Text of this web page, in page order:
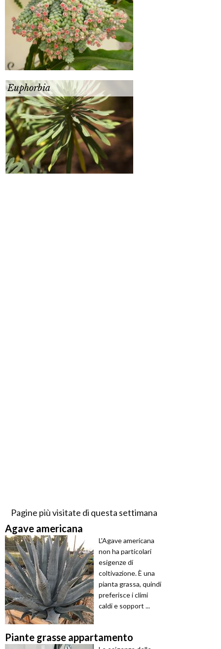
Euphorbia
Pagine più visitate di questa settimana
Agave americana
L'Agave americana
non ha particolari
esigenze di
coltivazione. È una
pianta grassa, quindi
preferisce i climi
caldi e sopport ...
Piante grasse appartamento